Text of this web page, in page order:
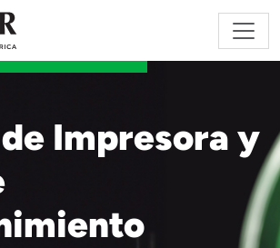
Impresora y